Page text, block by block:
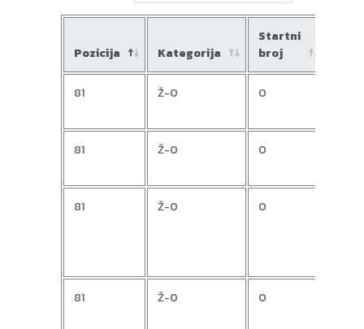
Pozicija Kategorija
Startni
broj
81 Ž-0 0
81 Ž-0 0
81 Ž-0 0
81 Ž-0 0